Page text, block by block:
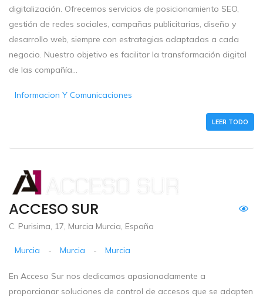
digitalización. Ofrecemos servicios de posicionamiento SEO,
gestión de redes sociales, campañas publicitarias, diseño y
desarrollo web, siempre con estrategias adaptadas a cada
negocio. Nuestro objetivo es facilitar la transformación digital
de las compañía...
Informacion Y Comunicaciones
LEER TODO
ACCESO SUR
C. Purisima, 17, Murcia Murcia, España
Murcia - Murcia - Murcia
En Acceso Sur nos dedicamos apasionadamente a
proporcionar soluciones de control de accesos que se adapten